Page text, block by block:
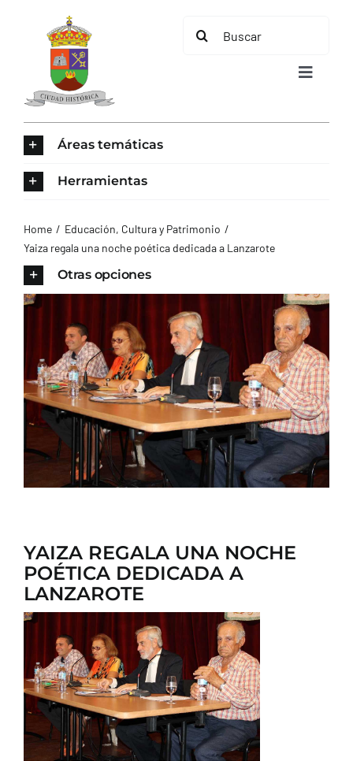
contenido
Buscar:
Toggle
AYUNTAMIENTO
CONTACTO
Áreas temáticas
Herramientas
Home
Educación, Cultura y Patrimonio
Yaiza regala una noche poética dedicada a Lanzarote
Otras opciones
YAIZA REGALA UNA NOCHE
POÉTICA DEDICADA A
LANZAROTE